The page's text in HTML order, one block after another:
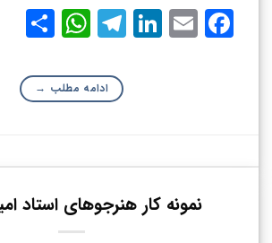
Facebook
Email
LinkedIn
Telegram
ادامه مطلب →
نمونه کار هنرجوهای استاد